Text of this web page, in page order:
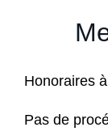
Honoraires
Pas de